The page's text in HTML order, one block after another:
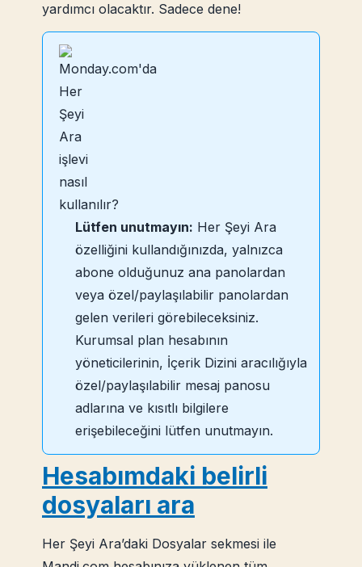
yardımcı olacaktır. Sadece dene!
Lütfen unutmayın: Her Şeyi Ara
özelliğini kullandığınızda, yalnızca
abone olduğunuz ana panolardan
veya özel/paylaşılabilir panolardan
gelen verileri görebileceksiniz.
Kurumsal plan hesabının
yöneticilerinin, İçerik Dizini aracılığıyla
özel/paylaşılabilir mesaj panosu
adlarına ve kısıtlı bilgilere
erişebileceğini lütfen unutmayın.
Hesabımdaki belirli
dosyaları ara
Her Şeyi Ara’daki Dosyalar sekmesi ile